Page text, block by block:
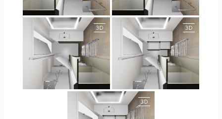
JEGOUX-PASSER JEGOUX-PASSER
JEGOUX-PASSER 2 JEGOUX-PASSER 2